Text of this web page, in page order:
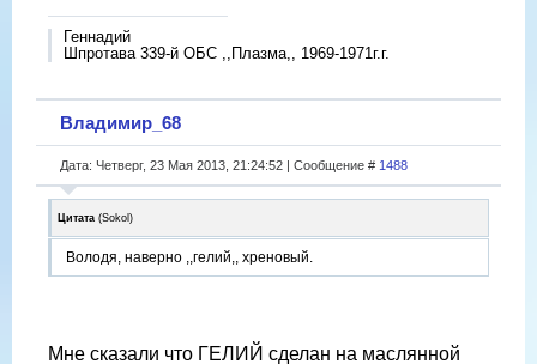
Геннадий
Шпротава 339-й ОБС ,,Плазма,, 1969-1971г.г.
Владимир_68
Дата: Четверг, 23 Мая 2013, 21:24:52 | Сообщение # 1488
Цитата (Sokol )
Володя, наверно ,,гелий,, хреновый.
Мне сказали что ГЕЛИЙ сделан на маслянной